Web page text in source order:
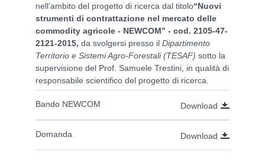
nell’ambito del progetto di ricerca dal titolo“Nuovi
strumenti di contrattazione nel mercato delle
commodity agricole - NEWCOM” - cod. 2105-47-
2121-2015, da svolgersi presso il Dipartimento
Territorio e Sistemi Agro-Forestali (TESAF) sotto la
supervisione del Prof. Samuele Trestini, in qualità di
responsabile scientifico del progetto di ricerca.
Bando NEWCOM Download
Domanda Download